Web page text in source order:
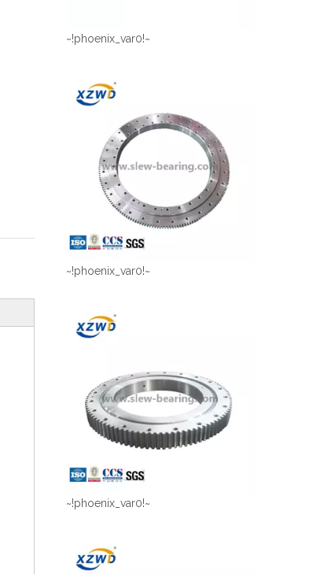
~!phoenix_var0!~
~!phoenix_var0!~
~!phoenix_var0!~